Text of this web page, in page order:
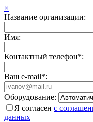
×
Название организации:
Имя:
Контактный телефон*:
Ваш e-mail*:
Оборудование:
Я согласен с
данных